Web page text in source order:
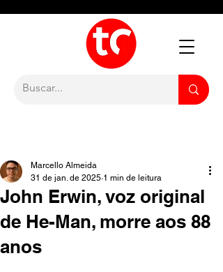
John Erwin, voz original
de He-Man, morre aos 88
anos
Marcello Almeida
31 de jan. de 2025 1 min de leitura